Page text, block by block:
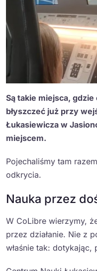
Są takie miejsca,
błyszczeć już przy
Łukasiewicza w
miejscem.
Pojechaliśmy tam
odkrycia.
Nauka przez
W CoLibre wierzymy,
przez działanie. Nie z
właśnie tak: dotykając,